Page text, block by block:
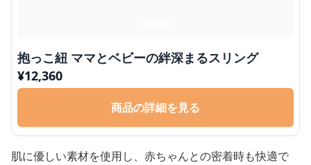
抱っこ紐 ママとベビーの絆深まるスリング
¥12,360
商品の詳細を見る
肌に優しい素材を使用し、赤ちゃんとの密着時も快適で